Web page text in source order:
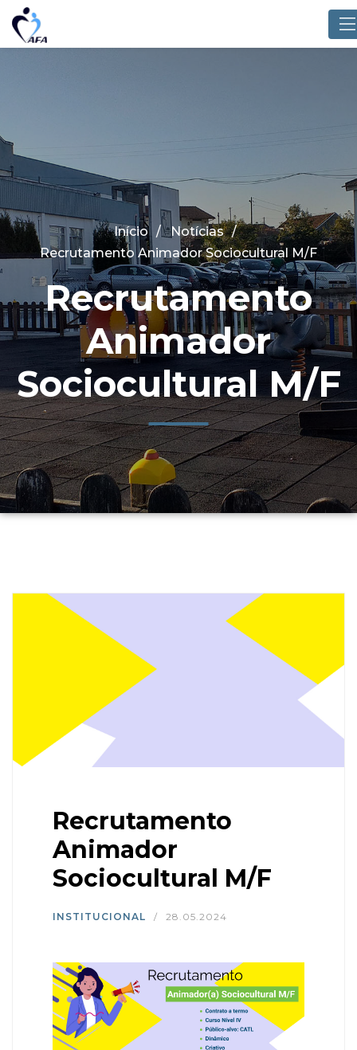
Início
Notícias
Recrutamento Animador Sociocultural M/F
Recrutamento
Animador
Sociocultural M/F
Recrutamento
Animador
Sociocultural M/F
INSTITUCIONAL / 28.05.2024